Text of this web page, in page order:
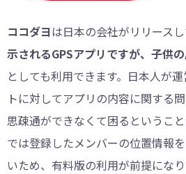
ココダヨは日本の会社がリリースし
示されるGPSアプリですが、子供
としても利用できます。日本人が
トに対してアプリの内容に関する
思疎通ができなくて困るというこ
では登録したメンバーの位置情報
いため、有料版の利用が前提になり